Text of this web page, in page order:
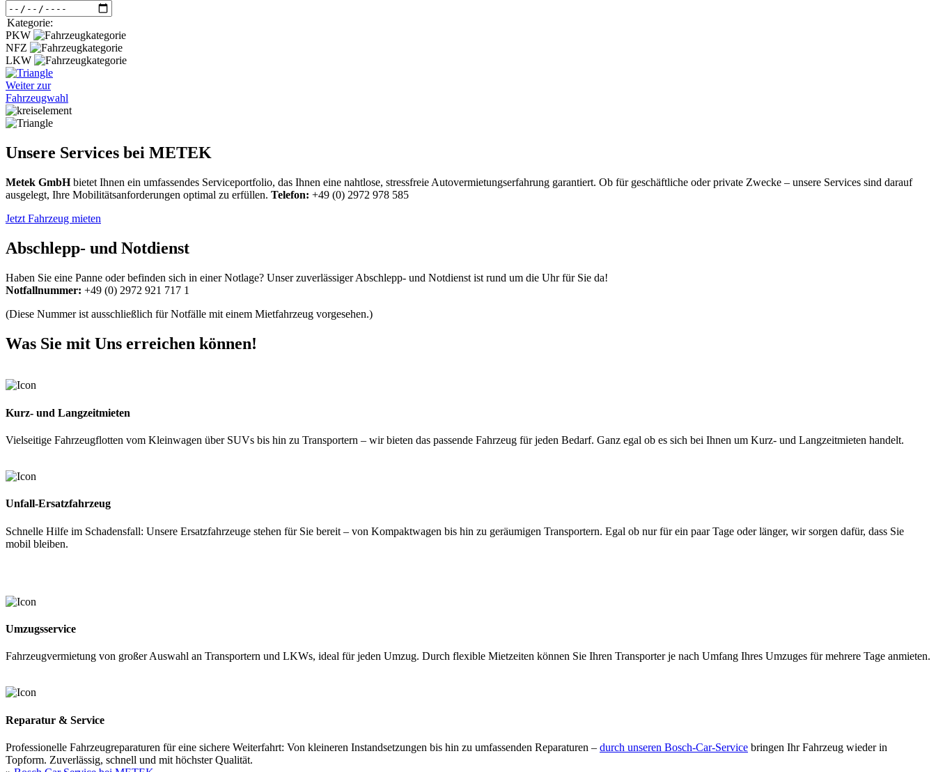
Kategorie:
PKW
NFZ
LKW
Weiter zur
Fahrzeugwahl
Unsere Services bei METEK
Metek GmbHbietet Ihnen ein umfassendes Serviceportfolio, das Ihnen eine nahtlose, stressfreie Autovermietungserfahrung garantiert. Ob für geschäftliche oder private Zwecke – unsere Services sind darauf
ausgelegt, Ihre Mobilitätsanforderungen optimal zu erfüllen. Telefon: +49 (0) 2972 978 585
Jetzt Fahrzeug mieten
Abschlepp- und Notdienst
Haben Sie eine Panne oder befinden sich in einer Notlage? Unser zuverlässiger Abschlepp- und Notdienst ist rund um die Uhr für Sie da!
Notfallnummer: +49 (0) 2972 921 717 1
(Diese Nummer ist ausschließlich für Notfälle mit einem Mietfahrzeug vorgesehen.)
Was Sie mit Uns erreichen können!
Kurz- und Langzeitmieten
Vielseitige Fahrzeugflotten vom Kleinwagen über SUVs bis hin zu Transportern – wir bieten das passende Fahrzeug für jeden Bedarf. Ganz egal ob es sich bei Ihnen um Kurz- und Langzeitmieten handelt.
Unfall-Ersatzfahrzeug
Schnelle Hilfe im Schadensfall: Unsere Ersatzfahrzeuge stehen für Sie bereit – von Kompaktwagen bis hin zu geräumigen Transportern. Egal ob nur für ein paar Tage oder länger, wir sorgen dafür, dass Sie
mobil bleiben.
Umzugsservice
Fahrzeugvermietung von großer Auswahl an Transportern und LKWs, ideal für jeden Umzug. Durch flexible Mietzeiten können Sie Ihren Transporter je nach Umfang Ihres Umzuges für mehrere Tage anmieten.
Reparatur & Service
Professionelle Fahrzeugreparaturen für eine sichere Weiterfahrt: Von kleineren Instandsetzungen bis hin zu umfassenden Reparaturen – durch unseren Bosch-Car-Service bringen Ihr Fahrzeug wieder in
Topform. Zuverlässig, schnell und mit höchster Qualität.